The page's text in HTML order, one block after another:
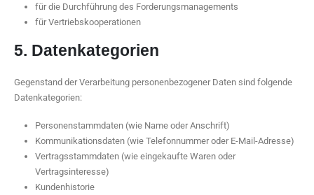
für die Durchführung des Forderungsmanagements
für Vertriebskooperationen
5. Datenkategorien
Gegenstand der Verarbeitung personenbezogener Daten sind folgende
Datenkategorien:
Personenstammdaten (wie Name oder Anschrift)
Kommunikationsdaten (wie Telefonnummer oder E-Mail-Adresse)
Vertragsstammdaten (wie eingekaufte Waren oder
Vertragsinteresse)
Kundenhistorie